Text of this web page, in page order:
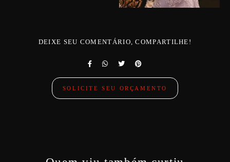
DEIXE SEU COMENTÁRIO, COMPARTILHE!
SOLICITE SEU ORÇAMENTO